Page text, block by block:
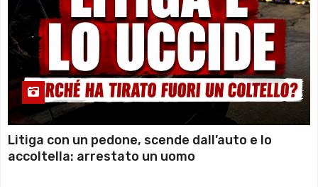
Litiga con un pedone, scende dall’auto e lo
accoltella: arrestato un uomo